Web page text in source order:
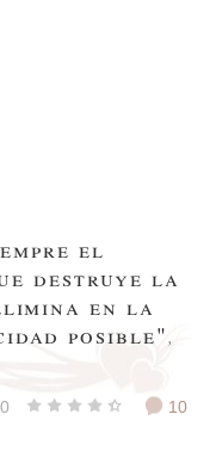
el
destruye la
en la
posible",
10